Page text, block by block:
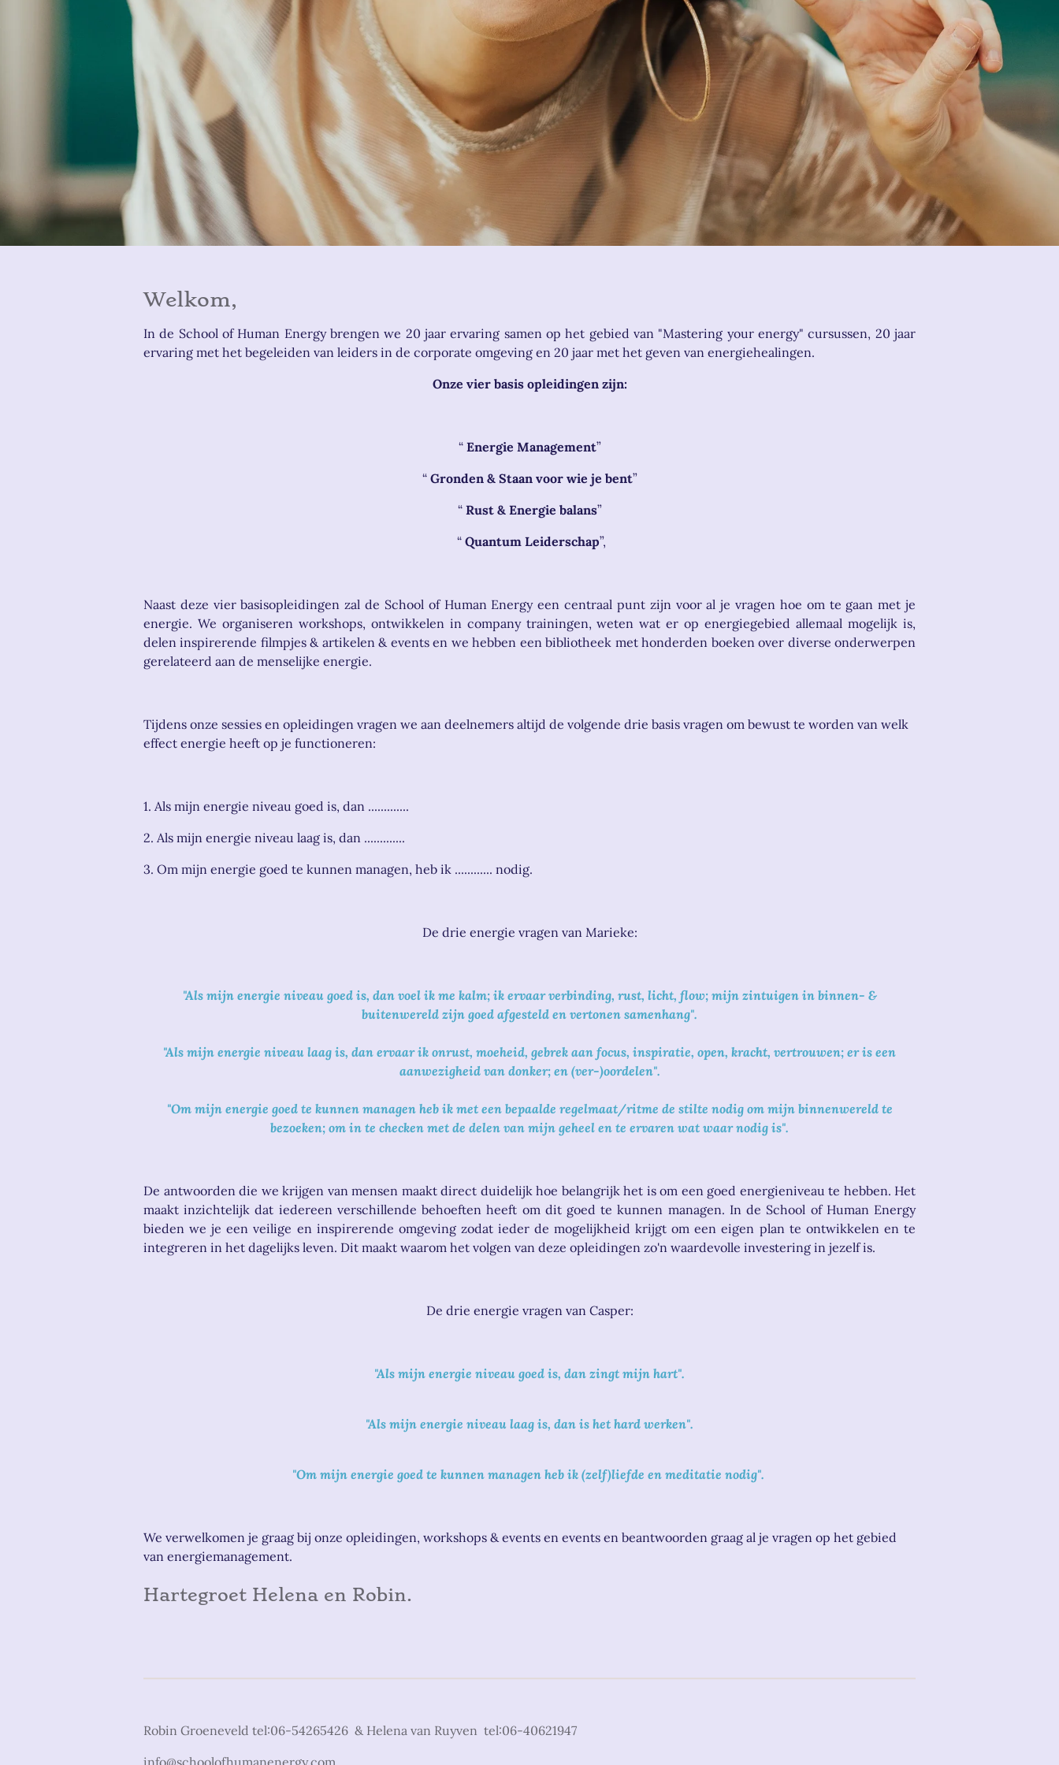
Welkom,
In de School of Human Energy brengen we 20 jaar ervaring samen op het gebied van "Mastering your energy" cursussen, 20 jaar
ervaring met het begeleiden van leiders in de corporate omgeving en 20 jaar met het geven van energiehealingen.
Onze vier basis opleidingen zijn:
“ Energie Management”
“ Gronden & Staan voor wie je bent”
“ Rust & Energie balans”
“ Quantum Leiderschap”,
Naast deze vier basisopleidingen zal de School of Human Energy een centraal punt zijn voor al je vragen hoe om te gaan met je
energie. We organiseren workshops, ontwikkelen in company trainingen, weten wat er op energiegebied allemaal mogelijk is,
delen inspirerende filmpjes & artikelen & events en we hebben een bibliotheek met honderden boeken over diverse onderwerpen
gerelateerd aan de menselijke energie.
Tijdens onze sessies en opleidingen vragen we aan deelnemers altijd de volgende drie basis vragen om bewust te worden van welk
effect energie heeft op je functioneren:
1. Als mijn energie niveau goed is, dan .............
2. Als mijn energie niveau laag is, dan .............
3. Om mijn energie goed te kunnen managen, heb ik ............ nodig.
De drie energie vragen van Marieke:
"Als mijn energie niveau goed is, dan voel ik me kalm; ik ervaar verbinding, rust, licht, flow; mijn zintuigen in binnen- &
buitenwereld zijn goed afgesteld en vertonen samenhang".
"Als mijn energie niveau laag is, dan ervaar ik onrust, moeheid, gebrek aan focus, inspiratie, open, kracht, vertrouwen; er is een
aanwezigheid van donker; en (ver-)oordelen".
"Om mijn energie goed te kunnen managen heb ik met een bepaalde regelmaat/ritme de stilte nodig om mijn binnenwereld te
bezoeken; om in te checken met de delen van mijn geheel en te ervaren wat waar nodig is".
De antwoorden die we krijgen van mensen maakt direct duidelijk hoe belangrijk het is om een goed energieniveau te hebben. Het
maakt inzichtelijk dat iedereen verschillende behoeften heeft om dit goed te kunnen managen. In de School of Human Energy
bieden we je een veilige en inspirerende omgeving zodat ieder de mogelijkheid krijgt om een eigen plan te ontwikkelen en te
integreren in het dagelijks leven. Dit maakt waarom het volgen van deze opleidingen zo'n waardevolle investering in jezelf is.
De drie energie vragen van Casper:
"Als mijn energie niveau goed is, dan zingt mijn hart".
"Als mijn energie niveau laag is, dan is het hard werken".
"Om mijn energie goed te kunnen managen heb ik (zelf)liefde en meditatie nodig".
We verwelkomen je graag bij onze opleidingen, workshops & events en events en beantwoorden graag al je vragen op het gebied
van energiemanagement.
Hartegroet Helena en Robin.
Robin Groeneveld tel:06-54265426 & Helena van Ruyven tel:06-40621947